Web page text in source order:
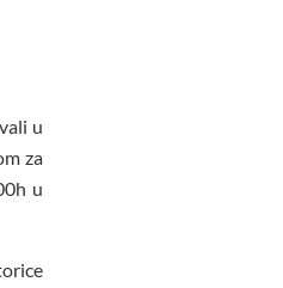
u
za
u